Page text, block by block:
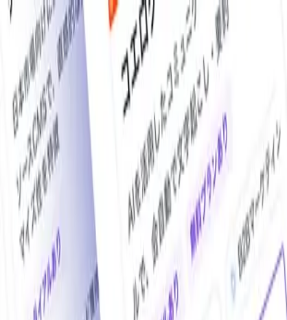
O!Product AI（オープロダクト）は、日本最大級の法人